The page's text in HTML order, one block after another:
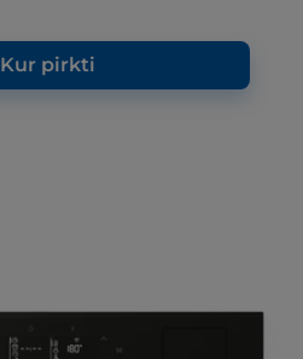
Kur pirkti